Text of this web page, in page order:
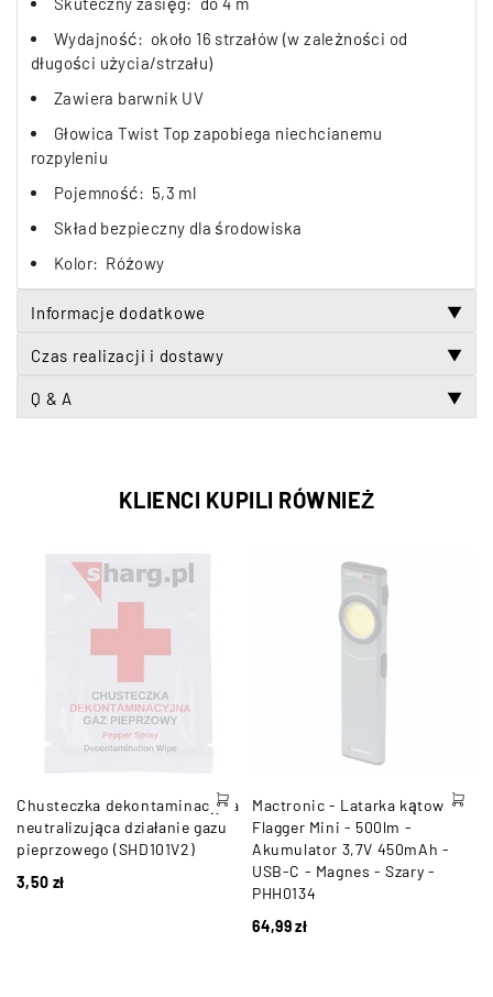
Wydajność: około 16 strzałów (w zależności od
długości użycia/strzału)
Zawiera barwnik UV
Głowica Twist Top zapobiega niechcianemu
rozpyleniu
Pojemność: 5,3 ml
Skład bezpieczny dla środowiska
Kolor: Różowy
Informacje dodatkowe ▼
Czas realizacji i dostawy ▼
Q & A ▼
KLIENCI KUPILI RÓWNIEŻ
Chusteczka dekontaminacyjna
neutralizująca działanie gazu
pieprzowego (SHD101V2)
3,50 zł
Mactronic - Latarka kątowa
Flagger Mini - 500lm -
Akumulator 3,7V 450mAh -
USB-C - Magnes - Szary -
PHH0134
64,99zł